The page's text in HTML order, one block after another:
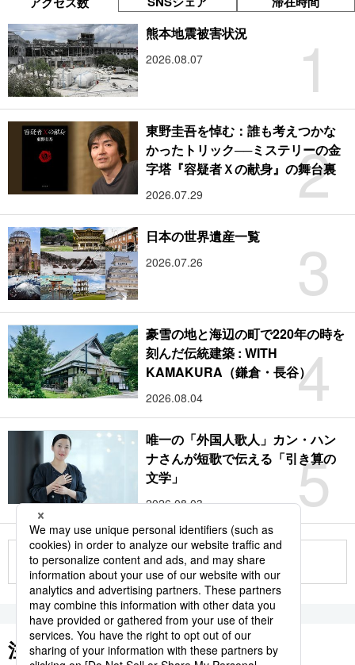
1
熊本地震被害状況
2026.08.07
2
東野圭吾を悼む：誰も考えつかな
かったトリック──ミステリーの金
字塔『容疑者Ｘの献身』の舞台裏
2026.07.29
3
日本の世界遺産一覧
2026.07.26
4
豪雪の地と海辺の町で220年の時を
刻んだ伝統建築 : WITH
KAMAKURA（鎌倉・長谷）
2026.08.04
5
唯一の「外国人歌人」カン・ハン
ナさんが短歌で伝える「引き算の
文学」
2026.08.03
もっと見る
注目のキーワード